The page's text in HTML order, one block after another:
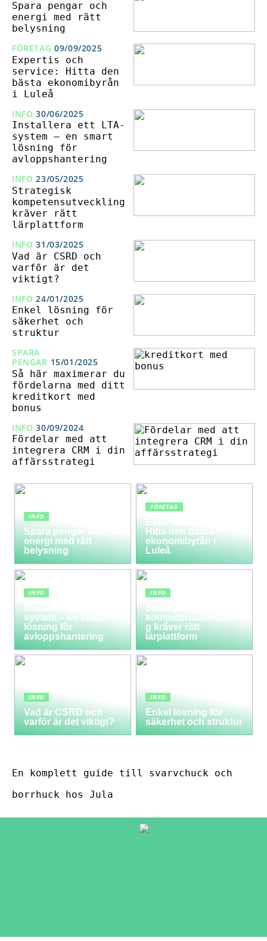
Spara pengar och
energi med rätt
belysning
FÖRETAG 09/09/2025
Expertis och
service: Hitta den
bästa ekonomibyrån
i Luleå
INFO 30/06/2025
Installera ett LTA-
system – en smart
lösning för
avloppshantering
INFO 23/05/2025
Strategisk
kompetensutveckling
kräver rätt
lärplattform
INFO 31/03/2025
Vad är CSRD och
varför är det
viktigt?
INFO 24/01/2025
Enkel lösning för
säkerhet och
struktur
SPARA
PENGAR 15/01/2025
Så här maximerar du
fördelarna med ditt
kreditkort med
bonus
INFO 30/09/2024
Fördelar med att
integrera CRM i din
affärsstrategi
INFO
Spara pengar och
energi med rätt
belysning
FÖRETAG
Expertis och service:
Hitta den bästa
ekonomibyrån i
Luleå
INFO
Installera ett LTA-
system – en smart
lösning för
avloppshantering
INFO
Strategisk
kompetensutvecklin
g kräver rätt
lärplattform
INFO
Vad är CSRD och
varför är det viktigt?
INFO
Enkel lösning för
säkerhet och struktur
En komplett guide till svarvchuck och
borrhuck hos Jula